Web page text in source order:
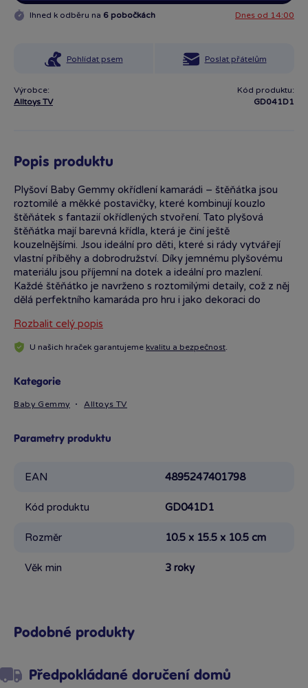
Ihned k odběru na 6 pobočkách Dnes od 14:00
Pohlídat psem Poslat přátelům
Výrobce:
Alltoys TV
Kód produktu:
GD041D1
Popis produktu
Plyšoví Baby Gemmy okřídlení kamarádi – štěňátka jsou
roztomilé a měkké postavičky, které kombinují kouzlo
štěňátek s fantazií okřídlených stvoření. Tato plyšová
štěňátka mají barevná křídla, která je činí ještě
kouzelnějšími. Jsou ideální pro děti, které si rády vytvářejí
vlastní příběhy a dobrodružství. Díky jemnému plyšovému
materiálu jsou příjemní na dotek a ideální pro mazlení.
Každé štěňátko je navrženo s roztomilými detaily, což z něj
dělá perfektního kamaráda pro hru i jako dekoraci do
Rozbalit celý popis
U našich hraček garantujeme kvalitu a bezpečnost.
Kategorie
Baby Gemmy Alltoys TV
Parametry produktu
EAN 4895247401798
Kód produktu GD041D1
Rozměr 10.5 x 15.5 x 10.5 cm
Věk min 3 roky
Podobné produkty
Předpokládané doručení domů